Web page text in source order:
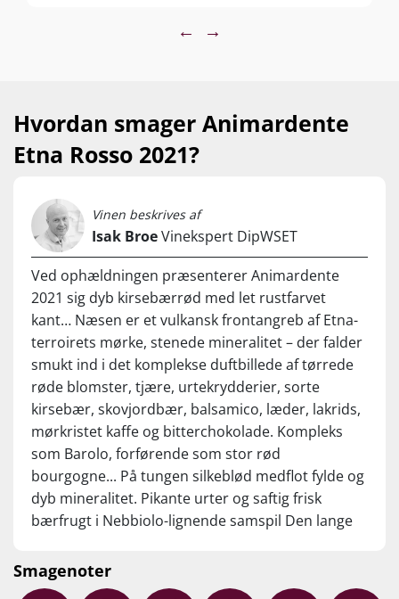
← →
Hvordan smager Animardente
Etna Rosso 2021?
Vinen beskrives af
Isak BroeVinekspert DipWSET
Ved ophældningen præsenterer Animardente
2021 sig dyb kirsebærrød med let rustfarvet
kant… Næsen er et vulkansk frontangreb af Etna-
terroirets mørke, stenede mineralitet – der falder
smukt ind i det komplekse duftbillede af tørrede
røde blomster, tjære, urtekrydderier, sorte
kirsebær, skovjordbær, balsamico, læder, lakrids,
mørkristet kaffe og bitterchokolade. Kompleks
som Barolo, forførende som stor rød
bourgogne... På tungen silkeblød medflot fylde og
dyb mineralitet. Pikante urter og saftig frisk
bærfrugt i Nebbiolo-lignende samspil Den lange
madvenlige tanniner samt afgrundsdybe strejf af
sort te, anis og ceder og cigarkasse… Bedste
Smagenoter